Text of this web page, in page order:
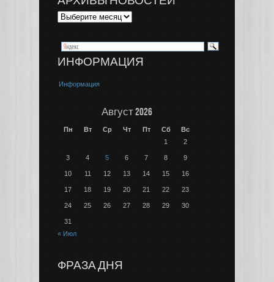
ИНФОРМАЦИЯ
Информация
Август 2026
Пн Вт Ср Чт Пт Сб
Вс
1
2
3 4 5 6 7 8 9
10 11 12 13 14 15 16
17 18 19 20 21 22 23
24 25 26 27 28 29 30
31
« Июл
ФРАЗА ДНЯ